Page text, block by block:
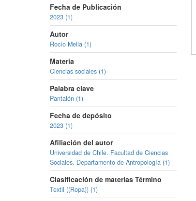
Fecha de Publicación
2023 (1)
Autor
Rocío Mella (1)
Materia
Ciencias sociales (1)
Palabra clave
Pantalón (1)
Fecha de depósito
2023 (1)
Afiliación del autor
Universidad de Chile. Facultad de Ciencias
Sociales. Departamento de Antropología (1)
Clasificación de materias Término
Textil ((Ropa)) (1)